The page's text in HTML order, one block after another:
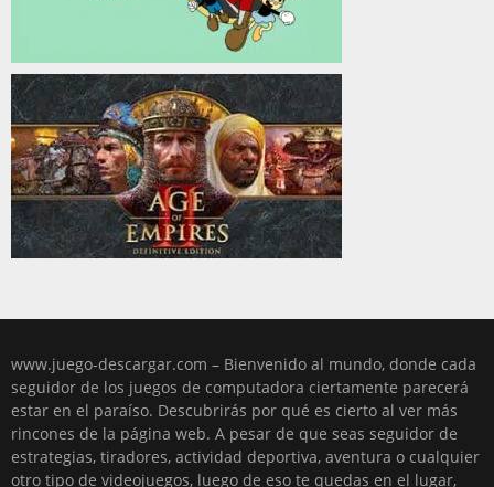
www.juego-descargar.com – Bienvenido al mundo, donde cada
seguidor de los juegos de computadora ciertamente parecerá
estar en el paraíso. Descubrirás por qué es cierto al ver más
rincones de la página web. A pesar de que seas seguidor de
estrategias, tiradores, actividad deportiva, aventura o cualquier
otro tipo de videojuegos, luego de eso te quedas en el lugar,